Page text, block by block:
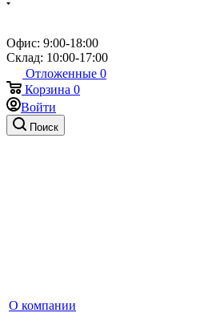
Офис: 9:00-18:00
Склад: 10:00-17:00
Отложенные 0
Корзина 0
Войти
Поиск
О компании